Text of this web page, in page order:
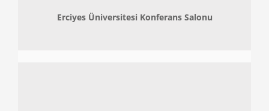
Erciyes Üniversitesi Konferans Salonu